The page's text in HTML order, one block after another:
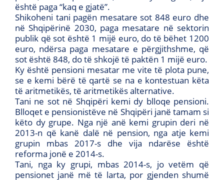
është paga “kaq e gjatë”.
Shikoheni tani pagën mesatare sot 848 euro dhe
në Shqipërinë 2030, paga mesatare në sektorin
publik që sot është 1 mijë euro, do të bëhet 1200
euro, ndërsa paga mesatare e përgjithshme, që
sot është 848, do të shkojë të paktën 1 mijë euro.
Ky është pensioni mesatar me vite të plota pune,
se e kemi bërë të qartë se na e kontestuan këta
të aritmetikës, të aritmetikës alternative.
Tani ne sot në Shqipëri kemi dy blloqe pensioni.
Blloqet e pensionistëve në Shqipëri janë tamam si
këto dy grupe. Nga një anë kemi grupin deri në
2013-n që kanë dalë në pension, nga atje kemi
grupin mbas 2017-s dhe vija ndarëse është
reforma jonë e 2014-s.
Tani, nga ky grupi, mbas 2014-s, jo vetëm që
pensionet janë më të larta, por gjenden shumë